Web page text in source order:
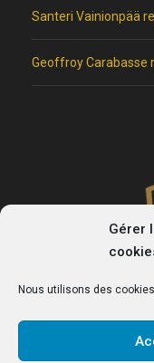
Gérer
Nous utilisons des
Santeri Vainionpää
Geoffroy Carabasse